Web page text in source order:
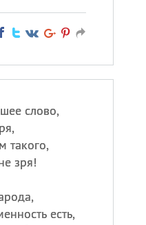
слово,
такого,
зря!
есть,